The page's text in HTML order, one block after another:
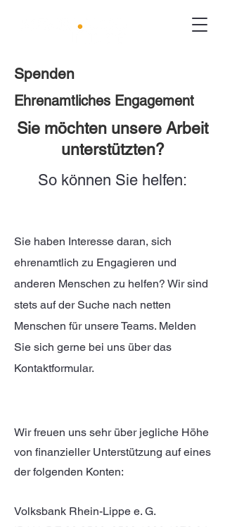
Spenden
Ehrenamtliches Engagement
Sie möchten unsere Arbeit
unterstützten?
So können Sie helfen:
Sie haben Interesse daran, sich
ehrenamtlich zu Engagieren und
anderen Menschen zu helfen? Wir sind
stets auf der Suche nach netten
Menschen für unsere Teams. Melden
Sie sich gerne bei uns über das
Kontaktformular.
Wir freuen uns sehr über jegliche Höhe
von finanzieller Unterstützung auf eines
der folgenden Konten:
Volksbank Rhein-Lippe e. G.